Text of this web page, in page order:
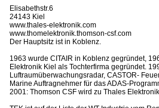
Elisabethstr.6
24143 Kiel
www.thales-elektronik.com
www.thomelektronik.thomson-csf.com
Der Hauptsitz ist in Koblenz.
1963 wurde CITAIR in Koblenz gegründet,
Elektronik Kiel als Tochterfirma gegründet.
Luftraumüberwachungsradar, CASTOR-
Marine Auftragnehmer für das ADAS-
2001: Thomson CSF wird zu Thales